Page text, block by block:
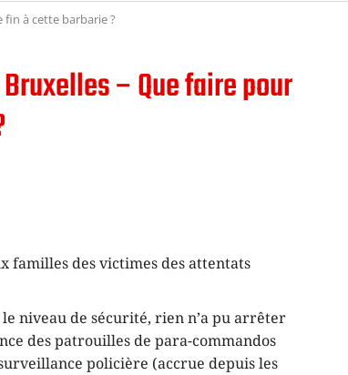
à cette barbarie ?
– Que faire pour
familles des victimes des attentats
niveau de sécurité, rien n’a pu arrêter
des patrouilles de para-commandos
policière (accrue depuis les